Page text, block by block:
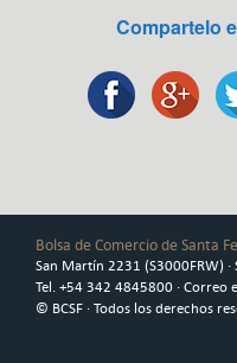
Compartelo
Bolsa de Comercio de Santa Fe
San Martín 2231 (S3000FRW) ·
Tel. +54 342 4845800 ·
© BCSF · Todos los derechos